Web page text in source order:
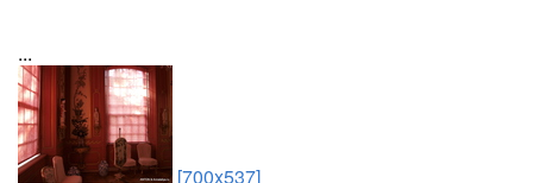
...
[700x537]